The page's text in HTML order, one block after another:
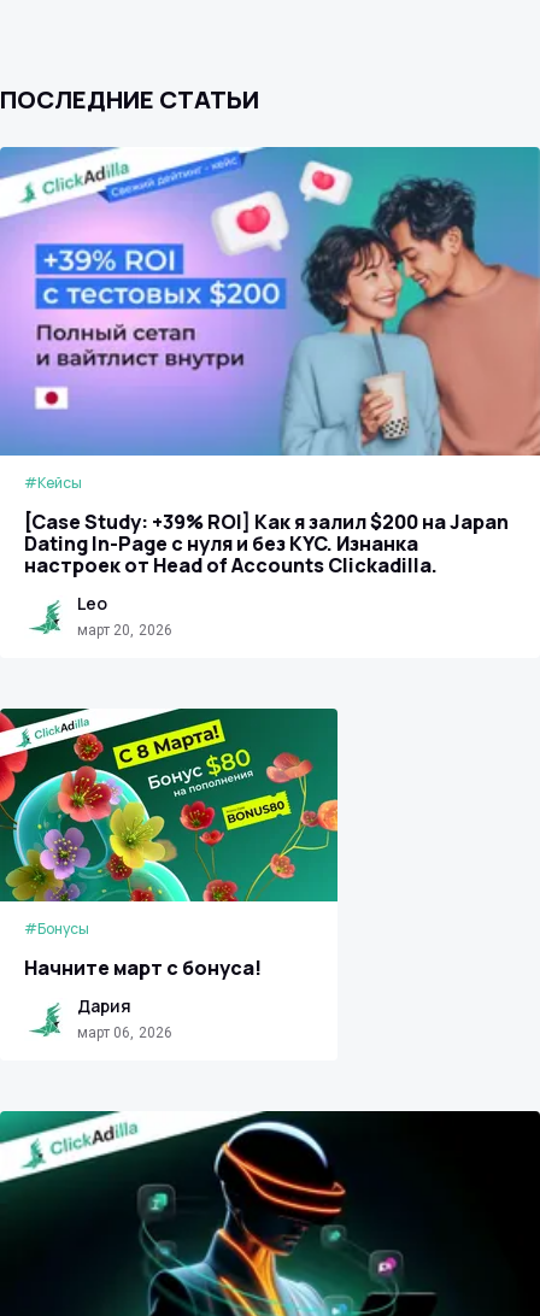
ПОСЛЕДНИЕ СТАТЬИ
#Кейсы
[Case Study: +39% ROI] Как я залил $200 на Japan
Dating In-Page с нуля и без KYC. Изнанка
настроек от Head of Accounts Clickadilla.
Leo
март 20, 2026
#Бонусы
Начните март с бонуса!
Дария
март 06, 2026